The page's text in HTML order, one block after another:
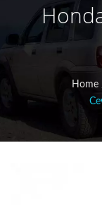
003
Home